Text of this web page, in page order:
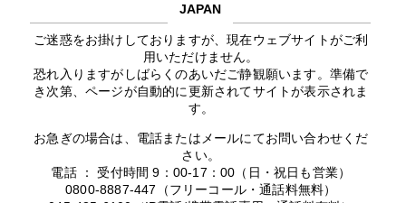
JAPAN
ご迷惑をお掛けしておりますが、現在ウェブサイトがご利
用いただけません。
恐れ入りますがしばらくのあいだご静観願います。準備で
き次第、ページが自動的に更新されてサイトが表示されま
す。
お急ぎの場合は、電話またはメールにてお問い合わせくだ
さい。
電話 ： 受付時間 9：00-17：00（日・祝日も営業）
0800-8887-447（フリーコール・通話料無料）